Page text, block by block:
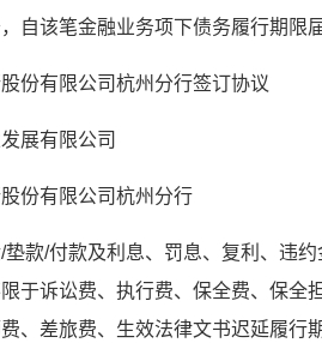
自该笔金融业务项下债务履行期限
份有限公司杭州分行签订协议
展有限公司
份有限公司杭州分行
款/付款及利息、罚息、复利、违
于诉讼费、执行费、保全费、保全
、差旅费、生效法律文书迟延履行